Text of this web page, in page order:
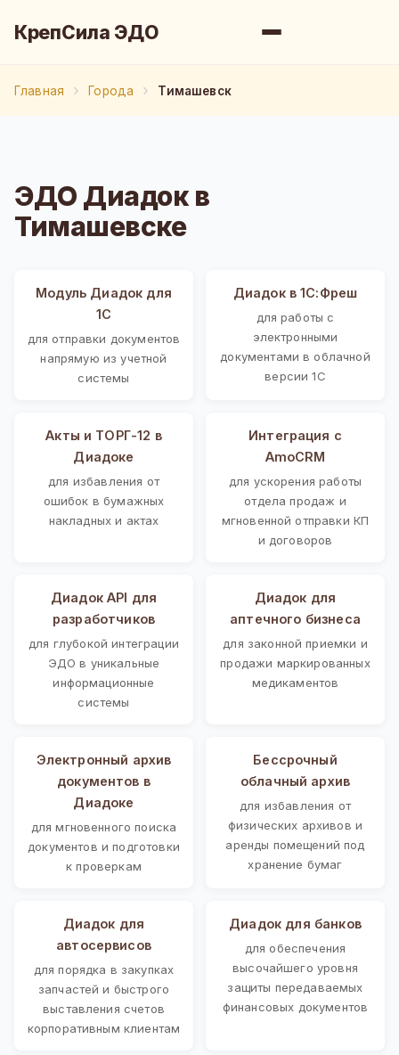
КрепСила ЭДО
Главная Города Тимашевск
ЭДО Диадок в
Тимашевске
Модуль Диадок для
1С
для отправки документов
напрямую из учетной
системы
Диадок в 1С:Фреш
для работы с
электронными
документами в облачной
версии 1С
Акты и ТОРГ-12 в
Диадоке
для избавления от
ошибок в бумажных
накладных и актах
Интеграция с
AmoCRM
для ускорения работы
отдела продаж и
мгновенной отправки КП
и договоров
Диадок API для
разработчиков
для глубокой интеграции
ЭДО в уникальные
информационные
системы
Диадок для
аптечного бизнеса
для законной приемки и
продажи маркированных
медикаментов
Электронный архив
документов в
Диадоке
для мгновенного поиска
документов и подготовки
к проверкам
Бессрочный
облачный архив
для избавления от
физических архивов и
аренды помещений под
хранение бумаг
Диадок для
автосервисов
для порядка в закупках
запчастей и быстрого
выставления счетов
корпоративным клиентам
Диадок для банков
для обеспечения
высочайшего уровня
защиты передаваемых
финансовых документов